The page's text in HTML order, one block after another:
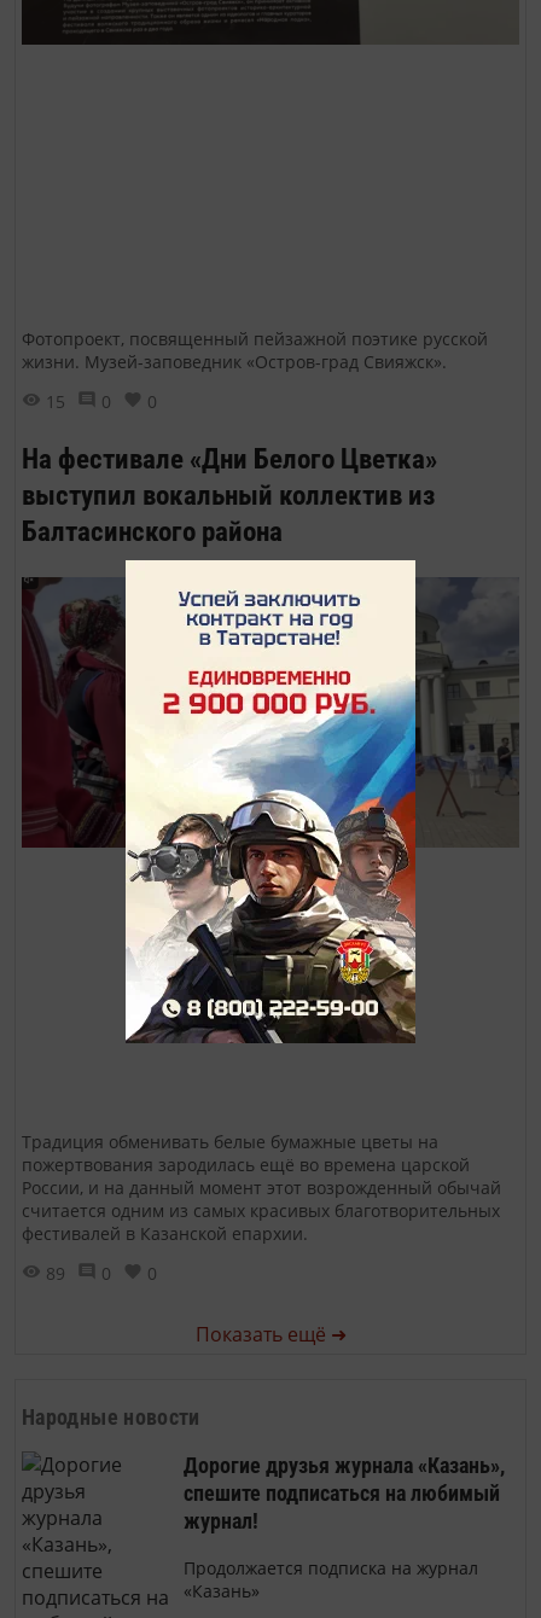
Фотопроект, посвященный пейзажной поэтике русской
жизни. Музей-заповедник «Остров-град Свияжск».
15
0 0
На фестивале «Дни Белого Цветка»
выступил вокальный коллектив из
Балтасинского района
Традиция обменивать белые бумажные цветы на
пожертвования зародилась ещё во времена царской
России, и на данный момент этот возрожденный обычай
считается одним из самых красивых благотворительных
фестивалей в Казанской епархии.
89
0 0
Показать ещё ➜
Народные новости
Дорогие друзья журнала «Казань»,
спешите подписаться на любимый
журнал!
Продолжается подписка на журнал
«Казань»